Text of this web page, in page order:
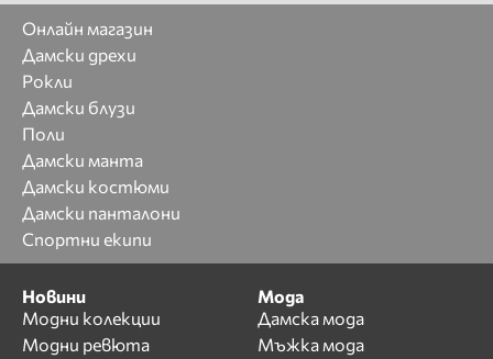
Онлайн магазин
Дамски дрехи
Рокли
Дамски блузи
Поли
Дамски манта
Дамски костюми
Дамски панталони
Спортни екипи
Новини
Модни колекции
Модни ревюта
Мода
Дамска мода
Мъжка мода